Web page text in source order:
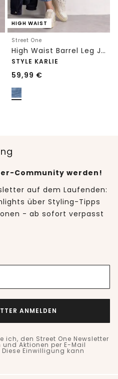
HIGH WAIST
Street One
High Waist Barrel Leg Jeans im Loose Fit
STYLE KARLIE
59,99 €
Community werden!
auf dem Laufenden:
über Styling-Tipps
- ab sofort verpasst
ANMELDEN
den Street One Newsletter
Aktionen per E-Mail
Einwilligung kann